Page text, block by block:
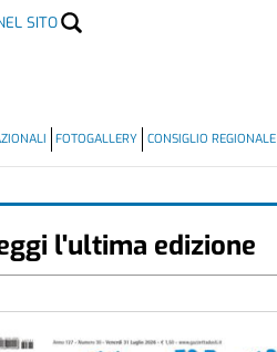
SITO
FOTOGALLERY CONSIGLIO REGIONALE
l'ultima edizione